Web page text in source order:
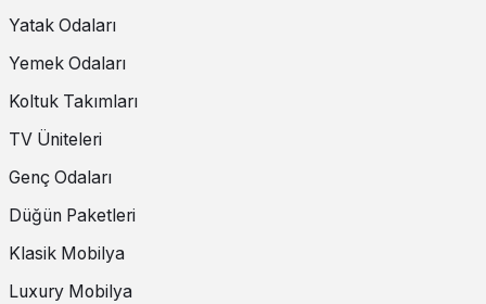
Yatak Odaları
Yemek Odaları
Koltuk Takımları
TV Üniteleri
Genç Odaları
Düğün Paketleri
Klasik Mobilya
Luxury Mobilya